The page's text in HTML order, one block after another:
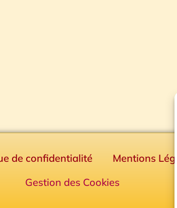
de confidentialité Mentions
Gestion des Cookies